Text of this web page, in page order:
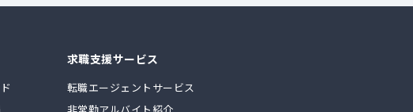
求職支援サービス
転職エージェントサービス
非常勤アルバイト紹介